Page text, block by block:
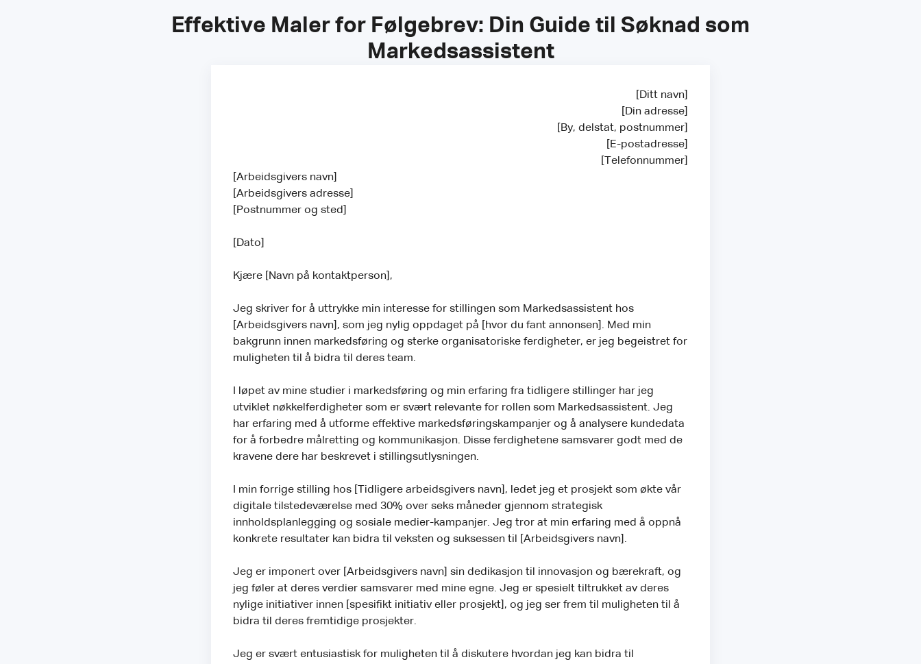
Effektive Maler for Følgebrev: Din Guide til Søknad som
Markedsassistent
[Ditt navn]
[Din adresse]
[By, delstat, postnummer]
[E-postadresse]
[Telefonnummer]
[Arbeidsgivers navn]
[Arbeidsgivers adresse]
[Postnummer og sted]
[Dato]
Kjære [Navn på kontaktperson],
Jeg skriver for å uttrykke min interesse for stillingen som Markedsassistent hos
[Arbeidsgivers navn], som jeg nylig oppdaget på [hvor du fant annonsen]. Med min
bakgrunn innen markedsføring og sterke organisatoriske ferdigheter, er jeg begeistret for
muligheten til å bidra til deres team.
I løpet av mine studier i markedsføring og min erfaring fra tidligere stillinger har jeg
utviklet nøkkelferdigheter som er svært relevante for rollen som Markedsassistent. Jeg
har erfaring med å utforme effektive markedsføringskampanjer og å analysere kundedata
for å forbedre målretting og kommunikasjon. Disse ferdighetene samsvarer godt med de
kravene dere har beskrevet i stillingsutlysningen.
I min forrige stilling hos [Tidligere arbeidsgivers navn], ledet jeg et prosjekt som økte vår
digitale tilstedeværelse med 30% over seks måneder gjennom strategisk
innholdsplanlegging og sosiale medier-kampanjer. Jeg tror at min erfaring med å oppnå
konkrete resultater kan bidra til veksten og suksessen til [Arbeidsgivers navn].
Jeg er imponert over [Arbeidsgivers navn] sin dedikasjon til innovasjon og bærekraft, og
jeg føler at deres verdier samsvarer med mine egne. Jeg er spesielt tiltrukket av deres
nylige initiativer innen [spesifikt initiativ eller prosjekt], og jeg ser frem til muligheten til å
bidra til deres fremtidige prosjekter.
Jeg er svært entusiastisk for muligheten til å diskutere hvordan jeg kan bidra til